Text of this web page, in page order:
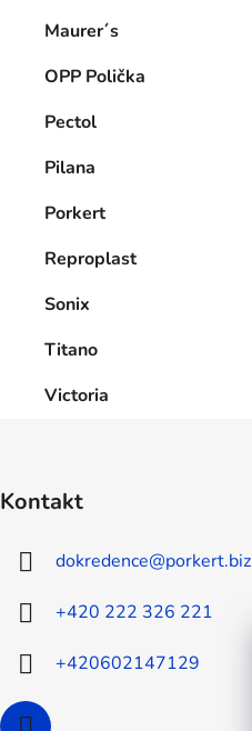
Maurer´s
OPP Polička
Pectol
Pilana
Porkert
Reproplast
Sonix
Titano
Victoria
Kontakt
dokredence@porkert.biz
+420 222 326 221
+420602147129